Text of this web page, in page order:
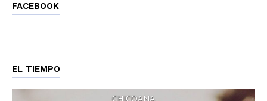
FACEBOOK
EL TIEMPO
CHICOANA